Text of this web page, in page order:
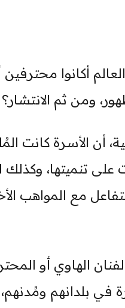
أكانوا محترفين
ومن ثم الانتشار؟
أن الأسرة كانت
تنميتها،
مع المواهب
الهاوي أو
في بلدانهم